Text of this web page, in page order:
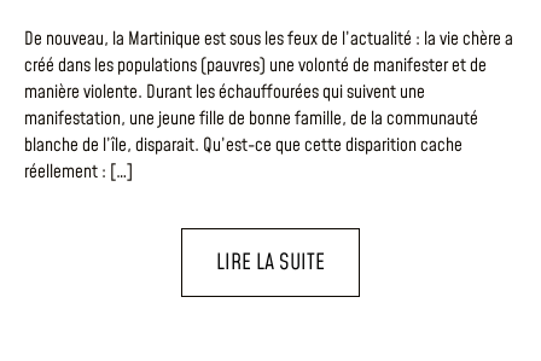
De nouveau, la Martinique est sous les feux de l’actualité : la vie chère a
créé dans les populations (pauvres) une volonté de manifester et de
manière violente. Durant les échauffourées qui suivent une
manifestation, une jeune fille de bonne famille, de la communauté
blanche de l’île, disparait. Qu’est-ce que cette disparition cache
réellement : […]
LIRE LA SUITE